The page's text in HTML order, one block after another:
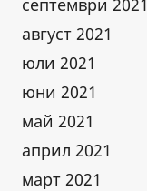
септември 2021
август 2021
юли 2021
юни 2021
май 2021
април 2021
март 2021